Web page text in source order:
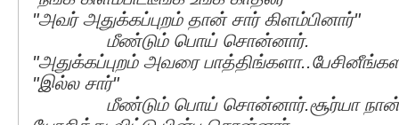
"அவர் அதுக்கப்புறம் தான் சார் கிளம்பினார்"
மீண்டும் பொய் சொன்னார்.
"அதுக்கப்புறம் அவரை
"இல்ல சார்"
மீண்டும் பொய் சொன்னார்.சூர்யா